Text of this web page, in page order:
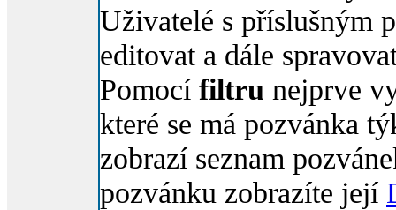
Uživatelé s příslušným
editovat a dále
Pomocí filtru nejprve
které se má pozvánka
zobrazí seznam
pozvánku zobrazíte její